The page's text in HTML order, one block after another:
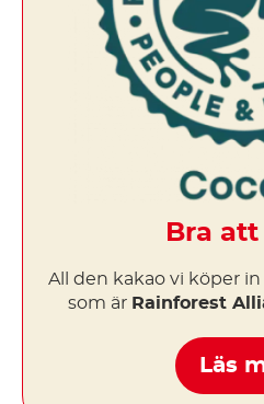
Bra
All den kakao vi köper
som är Rainforest
Läs